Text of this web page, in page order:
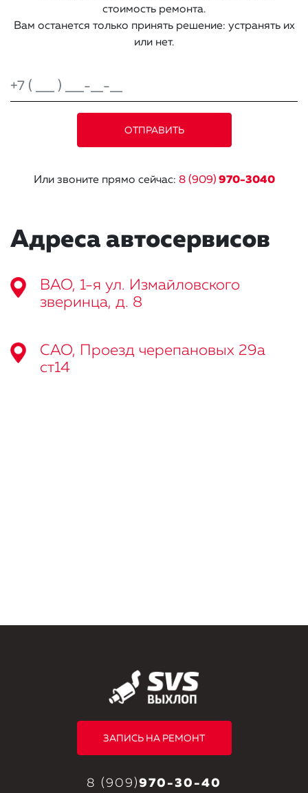
стоимость ремонта.
Вам останется только принять решение: устранять их
или нет.
Или звоните прямо сейчас: 8 (909) 970-3040
Адреса автосервисов
ВАО, 1-я ул. Измайловского
зверинца, д. 8
САО, Проезд черепановых 29а
ст14
ЗАПИСЬ НА РЕМОНТ
8 (909)970-30-40